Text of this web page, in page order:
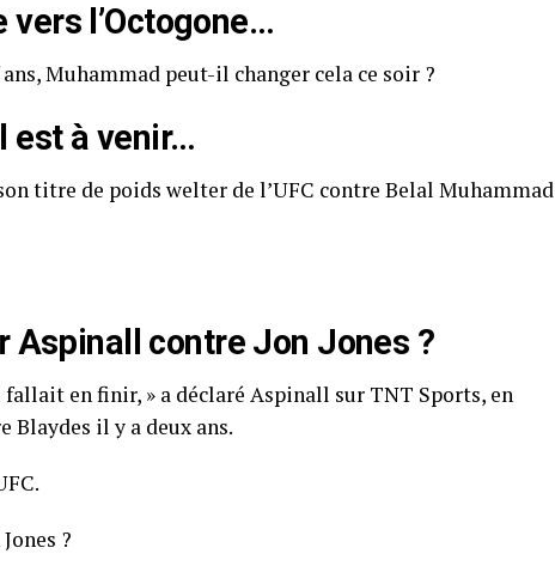
l’Octogone…
Muhammad peut-il changer cela ce soir ?
est à venir…
titre de poids welter de l’UFC contre Belal Muhammad
Aspinall contre Jon Jones ?
en finir, » a déclaré Aspinall sur TNT Sports, en
Blaydes il y a deux ans.
?